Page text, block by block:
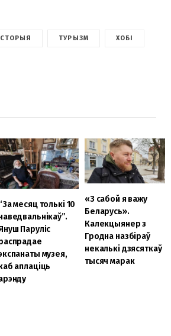
ТУРЫЗМ ХОБІ
месяц толькі 10
Парулiс
музея,
аплаціць
«З сабой я важу
Беларусь».
Калекцыянер з
Гродна назбіраў
некалькі дзясяткаў
тысяч марак